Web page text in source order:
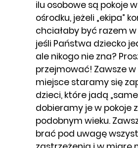
ilu osobowe są pokoje
ośrodku, jeżeli „ekipa”
chciałaby być razem w
jeśli Państwa dziecko
ale nikogo nie zna?
przejmować! Zawsze
miejsce staramy się
dzieci, które jadą
dobieramy je w pokoje
podobnym wieku.
brać pod uwagę